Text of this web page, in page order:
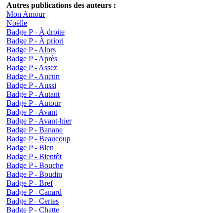
Autres publications des auteurs :
Mon Amour
Noëlle
Badge P - À droite
Badge P - À priori
Badge P - Alors
Badge P - Après
Badge P - Assez
Badge P - Aucun
Badge P - Aussi
Badge P - Autant
Badge P - Autour
Badge P - Avant
Badge P - Avant-hier
Badge P - Banane
Badge P - Beaucoup
Badge P - Bien
Badge P - Bientôt
Badge P - Bouche
Badge P - Boudin
Badge P - Bref
Badge P - Canard
Badge P - Certes
Badge P - Chatte